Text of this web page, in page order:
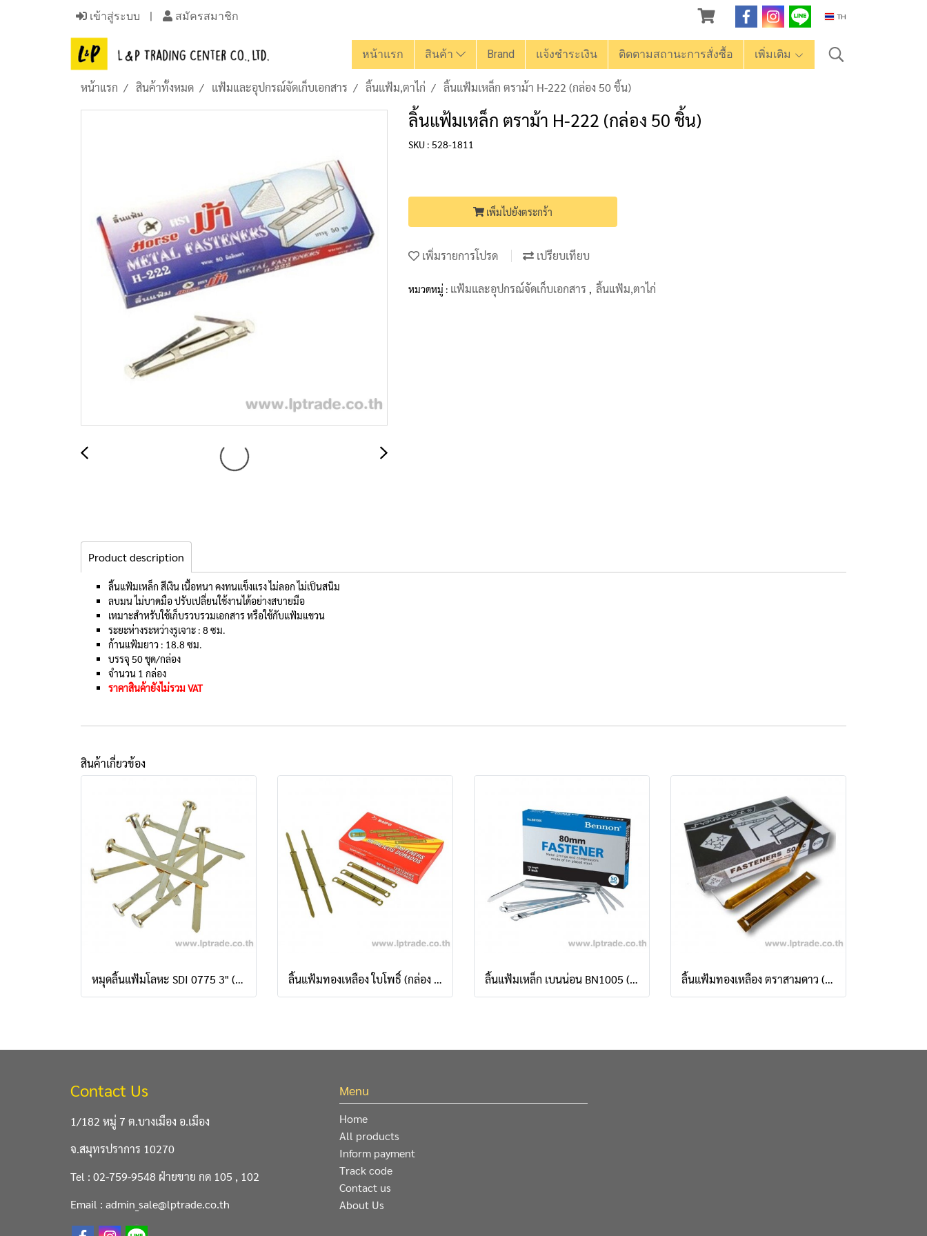
เข้าสู่ระบบ สมัครสมาชิก TH
หน้าแรก สินค้า Brand แจ้งชำระเงิน ติดตามสถานะการสั่งซื้อ เพิ่มเติม
หน้าแรก สินค้าทั้งหมด แฟ้มและอุปกรณ์จัดเก็บเอกสาร ลิ้นแฟ้ม,ตาไก่ ลิ้นแฟ้มเหล็ก ตราม้า H-222 (กล่อง 50 ชิ้น)
ลิ้นแฟ้มเหล็ก ตราม้า H-222 (กล่อง 50 ชิ้น)
SKU : 528-1811
เพิ่มไปยังตระกร้า
เพิ่มรายการโปรด เปรียบเทียบ
หมวดหมู่ : แฟ้มและอุปกรณ์จัดเก็บเอกสาร , ลิ้นแฟ้ม,ตาไก่
Product description
ลิ้นแฟ้มเหล็ก สีเงิน เนื้อหนา คงทนแข็งแรง ไม่ลอก ไม่เป็นสนิม
ลบมน ไม่บาดมือ ปรับเปลี่ยนใช้งานได้อย่างสบายมือ
เหมาะสำหรับใช้เก็บรวบรวมเอกสาร หรือใช้กับแฟ้มแขวน
ระยะห่างระหว่างรูเจาะ : 8 ซม.
ก้านแฟ้มยาว : 18.8 ซม.
บรรจุ 50 ชุด/กล่อง
จำนวน 1 กล่อง
ราคาสินค้ายังไม่รวม VAT
สินค้าเกี่ยวข้อง
หมุดลิ้นแฟ้มโลหะ SDI 0775 3" (กล่อง 50 ชิ้น) ลิ้นแฟ้มทองเหลือง ใบโพธิ์ (กล่อง 50 ชิ้น) ลิ้นแฟ้มเหล็ก เบนน่อน BN1005 (กล่อง 50 ชิ้น) ลิ้นแฟ้มทองเหลือง ตราสามดาว (กล่อง 50 ชิ้น)
Contact Us
1/182 หมู่ 7 ต.บางเมือง อ.เมือง
จ.สมุทรปราการ 10270
Tel : 02-759-9548 ฝ่ายขาย กด 105 , 102
Email : admin_sale@lptrade.co.th
Menu
Home
All products
Inform payment
Track code
Contact us
About Us